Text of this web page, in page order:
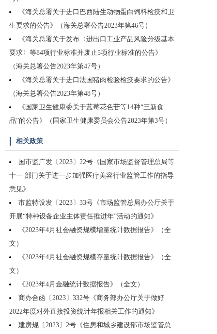
《海关总署关于进口巴西陆生动物蛋白饲料检疫和卫
生要求的公告》（海关总署公告2023年第46号）
《海关总署关于发布〈进出口工业产品风险分级基本
要求〉等84项行业标准并废止5项行业标准的公告》
（海关总署公告2023年第47号）
《海关总署关于进口法国猪肉检验检疫要求的公告》
（海关总署公告2023年第48号）
《国家卫生健康委关于蓝莓花色苷等14种“三新食
品”的公告》（国家卫生健康委员会公告2023年第3号）
相关政策
国市监广发〔2023〕22号《国家市场监督管理总局等
十一 部门关于进一步加强医疗美容行业监管工作的指导
意见》
市监特设发〔2023〕33号《市场监管总局办公厅关于
开展“特种设备企业主体责任推进年”活动的通知》
《2023年4月社会融资规模增量统计数据报告》（全
文）
《2023年4月社会融资规模存量统计数据报告》（全
文）
《2023年4月金融统计数据报告》（全文）
商办合函〔2023〕332号《商务部办公厅关于做好
2022年度对外直接投资统计年报相关工作的通知》
建房规〔2023〕2号《住房和城乡建设部市场监管总